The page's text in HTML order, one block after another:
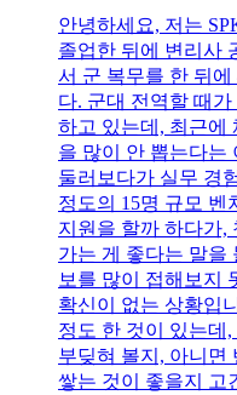
안녕하세요, 저는
졸업한 뒤에 변리사
서 군 복무를 한 뒤
다. 군대 전역할 때
하고 있는데, 최근에
을 많이 안 뽑는다는
둘러보다가 실무 경
정도의 15명 규모 벤
지원을 할까 하다가,
가는 게 좋다는 말을
보를 많이 접해보지
확신이 없는 상황입
정도 한 것이 있는데
부딪혀 볼지, 아니면
쌓는 것이 좋을지 고